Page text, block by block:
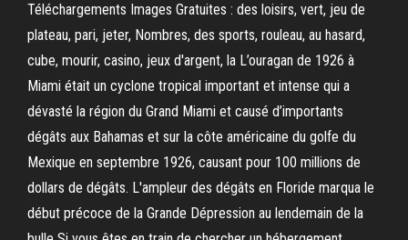
Téléchargements Images Gratuites : des loisirs, vert, jeu de
plateau, pari, jeter, Nombres, des sports, rouleau, au hasard,
cube, mourir, casino, jeux d'argent, la L’ouragan de 1926 à
Miami était un cyclone tropical important et intense qui a
dévasté la région du Grand Miami et causé d’importants
dégâts aux Bahamas et sur la côte américaine du golfe du
Mexique en septembre 1926, causant pour 100 millions de
dollars de dégâts. L'ampleur des dégâts en Floride marqua le
début précoce de la Grande Dépression au lendemain de la